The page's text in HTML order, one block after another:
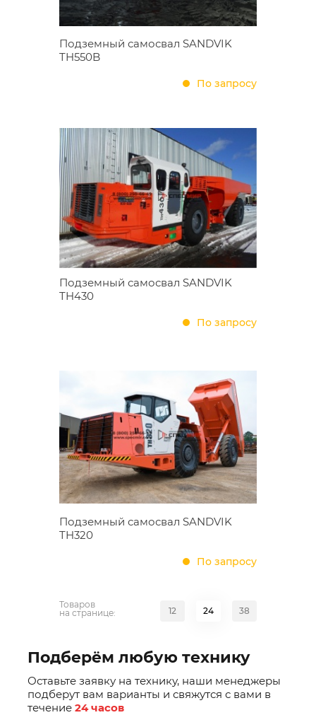
Подземный самосвал SANDVIK
TH550B
По запросу
Подземный самосвал SANDVIK
TH430
По запросу
Подземный самосвал SANDVIK
TH320
По запросу
Товаров
на странице:
12 24 38
Подберём любую технику
Оставьте заявку на технику, наши менеджеры
подберут вам варианты и свяжутся с вами в
течение 24 часов